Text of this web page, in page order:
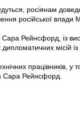
росіянам
російської влади
Сара Рейнсфорд, із
дипломатичних місій
працівників, у
Сара Рейнсфорд.